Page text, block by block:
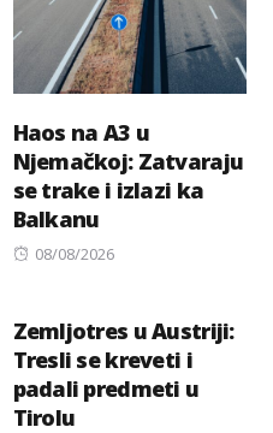
Haos na A3 u
Njemačkoj: Zatvaraju
se trake i izlazi ka
Balkanu
Posted
08/08/2026
Zemljotres u Austriji:
Tresli se kreveti i
padali predmeti u
Tirolu